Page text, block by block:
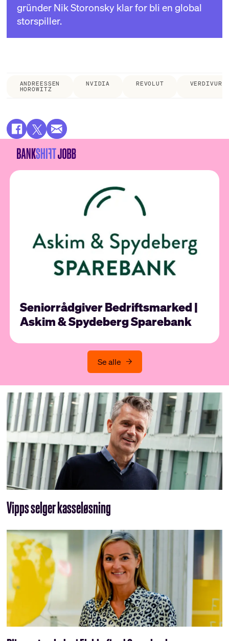
gründer Nik Storonsky klar for bli en global
storspiller.
ANDREESSEN
HOROWITZ
NVIDIA REVOLUT
Seniorrådgiver Bedriftsmarked |
Askim & Spydeberg Sparebank
Se alle
Vipps selger kasseløsning